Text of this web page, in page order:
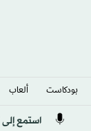
بودكاست ألعاب
استمع إلى